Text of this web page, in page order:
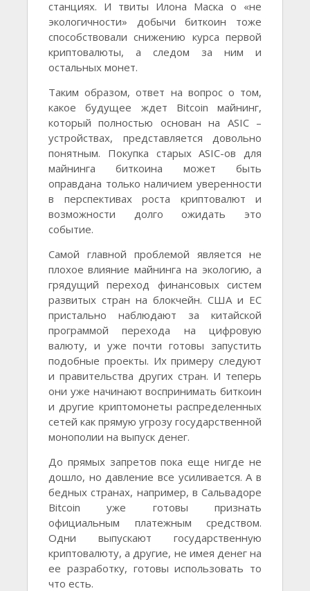
станциях. И твиты Илона Маска о «не
экологичности» добычи биткоин тоже
способствовали снижению курса первой
криптовалюты, а следом за ним и
остальных монет.
Таким образом, ответ на вопрос о том,
какое будущее ждет Bitcoin майнинг,
который полностью основан на ASIC –
устройствах, представляется довольно
понятным. Покупка старых ASIC-ов для
майнинга биткоина может быть
оправдана только наличием уверенности
в перспективах роста криптовалют и
возможности долго ожидать это
событие.
Самой главной проблемой является не
плохое влияние майнинга на экологию, а
грядущий переход финансовых систем
развитых стран на блокчейн. США и ЕС
пристально наблюдают за китайской
программой перехода на цифровую
валюту, и уже почти готовы запустить
подобные проекты. Их примеру следуют
и правительства других стран. И теперь
они уже начинают воспринимать биткоин
и другие криптомонеты распределенных
сетей как прямую угрозу государственной
монополии на выпуск денег.
До прямых запретов пока еще нигде не
дошло, но давление все усиливается. А в
бедных странах, например, в Сальвадоре
Bitcoin уже готовы признать
официальным платежным средством.
Одни выпускают государственную
криптовалюту, а другие, не имея денег на
ее разработку, готовы использовать то
что есть.